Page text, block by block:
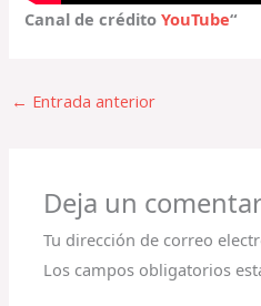
Canal de créditoYouTube“
← Entrada anterior
Deja un
Tu dirección de correo
Los campos obligatorios